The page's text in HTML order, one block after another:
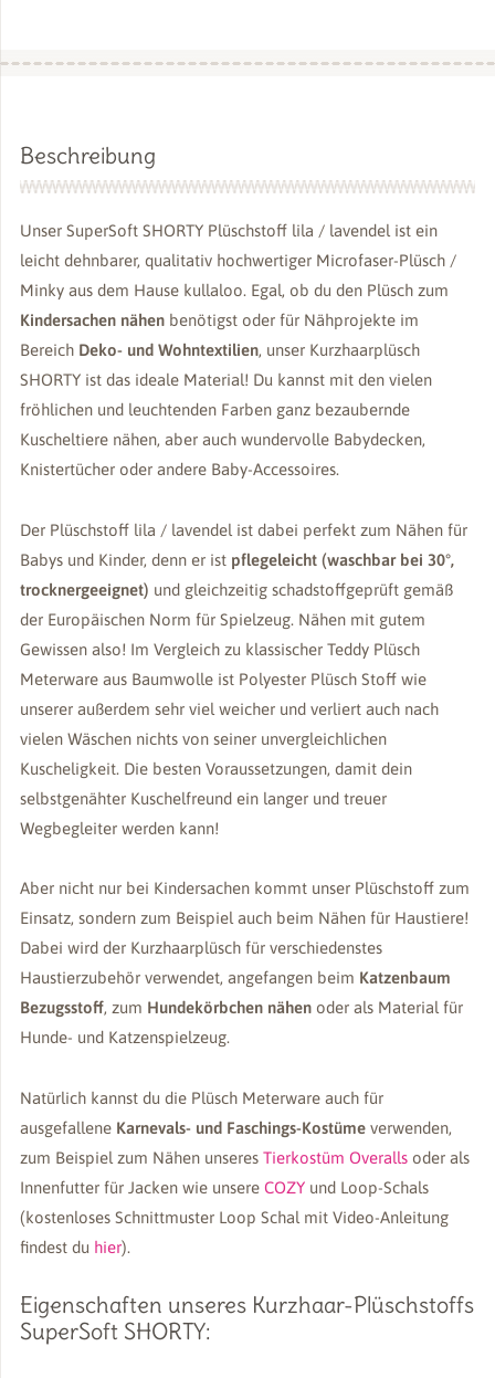
Beschreibung
Unser SuperSoft SHORTY Plüschstoff lila / lavendel ist ein
leicht dehnbarer, qualitativ hochwertiger Microfaser-Plüsch /
Minky aus dem Hause kullaloo. Egal, ob du den Plüsch zum
Kindersachen nähenbenötigst oder für Nähprojekte im
Bereich Deko- und Wohntextilien, unser Kurzhaarplüsch
SHORTY ist das ideale Material! Du kannst mit den vielen
fröhlichen und leuchtenden Farben ganz bezaubernde
Kuscheltiere nähen, aber auch wundervolle Babydecken,
Knistertücher oder andere Baby-Accessoires.
Der Plüschstoff lila / lavendel ist dabei perfekt zum Nähen für
Babys und Kinder, denn er ist pflegeleicht (waschbar bei 30°,
trocknergeeignet) und gleichzeitig schadstoffgeprüft gemäß
der Europäischen Norm für Spielzeug. Nähen mit gutem
Gewissen also! Im Vergleich zu klassischer Teddy Plüsch
Meterware aus Baumwolle ist Polyester Plüsch Stoff wie
unserer außerdem sehr viel weicher und verliert auch nach
vielen Wäschen nichts von seiner unvergleichlichen
Kuscheligkeit. Die besten Voraussetzungen, damit dein
selbstgenähter Kuschelfreund ein langer und treuer
Wegbegleiter werden kann!
Aber nicht nur bei Kindersachen kommt unser Plüschstoff zum
Einsatz, sondern zum Beispiel auch beim Nähen für Haustiere!
Dabei wird der Kurzhaarplüsch für verschiedenstes
Haustierzubehör verwendet, angefangen beim Katzenbaum
Bezugsstoff, zum Hundekörbchen nähenoder als Material für
Hunde- und Katzenspielzeug.
Natürlich kannst du die Plüsch Meterware auch für
ausgefallene Karnevals- und Faschings-Kostümeverwenden,
zum Beispiel zum Nähen unseres Tierkostüm Overallsoder als
Innenfutter für Jacken wie unsere COZYund Loop-Schals
(kostenloses Schnittmuster Loop Schal mit Video-Anleitung
findest du hier).
Eigenschaften unseres Kurzhaar-Plüschstoffs
SuperSoft SHORTY: